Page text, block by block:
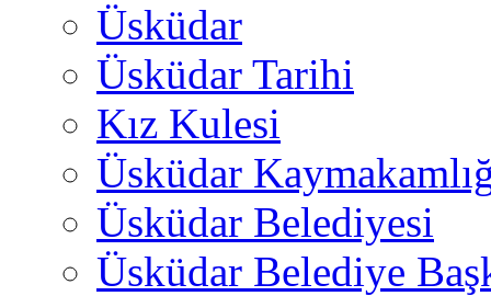
Üsküdar
Üsküdar Tarihi
Kız Kulesi
Üsküdar
Üsküdar Belediyesi
Üsküdar Belediye